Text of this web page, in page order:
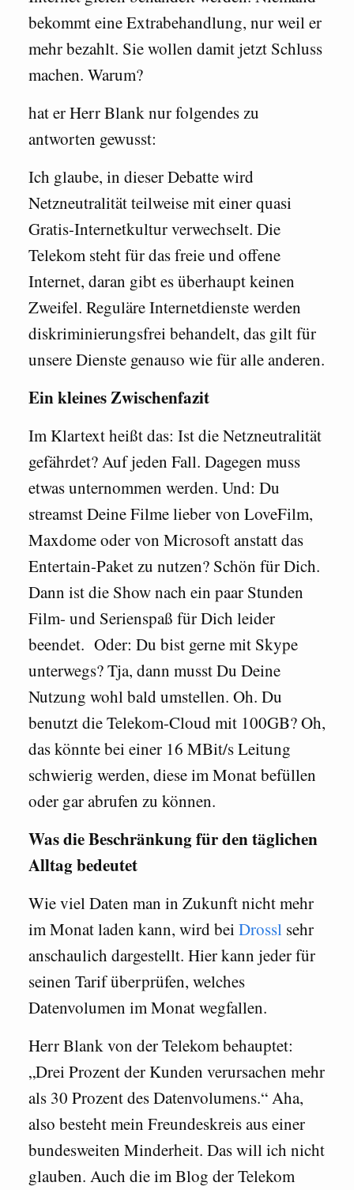
bekommt eine Extrabehandlung, nur weil er
mehr bezahlt. Sie wollen damit jetzt Schluss
machen. Warum?
hat er Herr Blank nur folgendes zu
antworten gewusst:
Ich glaube, in dieser Debatte wird
Netzneutralität teilweise mit einer quasi
Gratis-Internetkultur verwechselt. Die
Telekom steht für das freie und offene
Internet, daran gibt es überhaupt keinen
Zweifel. Reguläre Internetdienste werden
diskriminierungsfrei behandelt, das gilt für
unsere Dienste genauso wie für alle anderen.
Ein kleines Zwischenfazit
Im Klartext heißt das: Ist die Netzneutralität
gefährdet? Auf jeden Fall. Dagegen muss
etwas unternommen werden. Und: Du
streamst Deine Filme lieber von LoveFilm,
Maxdome oder von Microsoft anstatt das
Entertain-Paket zu nutzen? Schön für Dich.
Dann ist die Show nach ein paar Stunden
Film- und Serienspaß für Dich leider
beendet. Oder: Du bist gerne mit Skype
unterwegs? Tja, dann musst Du Deine
Nutzung wohl bald umstellen. Oh. Du
benutzt die Telekom-Cloud mit 100GB? Oh,
das könnte bei einer 16 MBit/s Leitung
schwierig werden, diese im Monat befüllen
oder gar abrufen zu können.
Was die Beschränkung für den täglichen
Alltag bedeutet
Wie viel Daten man in Zukunft nicht mehr
im Monat laden kann, wird beiDrossl sehr
anschaulich dargestellt. Hier kann jeder für
seinen Tarif überprüfen, welches
Datenvolumen im Monat wegfallen.
Herr Blank von der Telekom behauptet:
„Drei Prozent der Kunden verursachen mehr
als 30 Prozent des Datenvolumens.“ Aha,
also besteht mein Freundeskreis aus einer
bundesweiten Minderheit. Das will ich nicht
glauben. Auch die im Blog der Telekom